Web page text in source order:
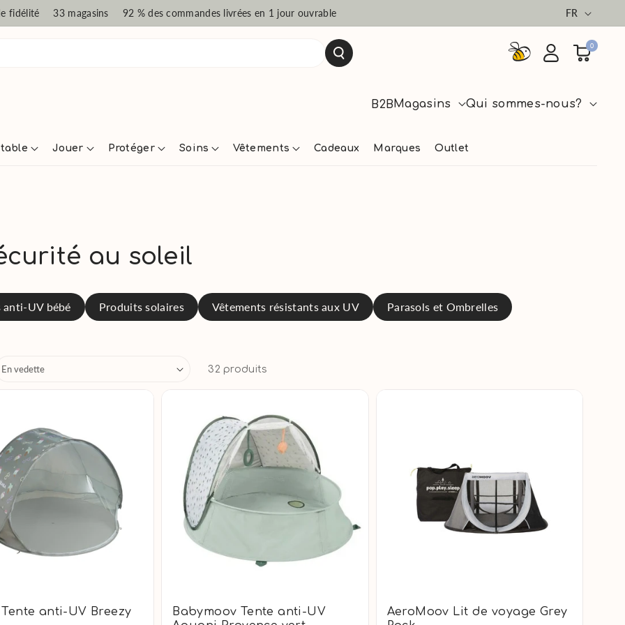
fidélité 33 magasins 92 % des commandes livrées en 1 jour ouvrable Langue
FR
0
B2B Magasins Qui sommes-nous?
Jouer Protéger Soins Vêtements Cadeaux Marques Outlet
au soleil
anti-UV bébé Produits solaires Vêtements résistants aux UV Parasols et Ombrelles
32 produits
anti-UV Breezy
Babymoov Tente anti-UV
AeroMoov Lit de voyage Grey